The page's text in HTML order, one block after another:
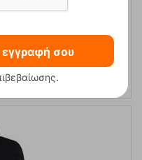
Fleece Kilpi
49,90
εγγραφή σου